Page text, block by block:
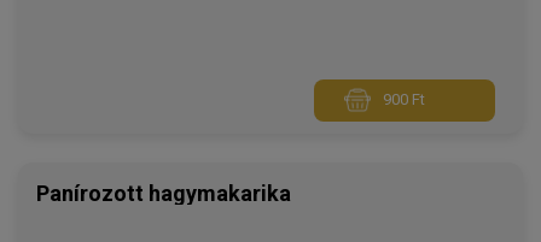
900 Ft
Panírozott hagymakarika